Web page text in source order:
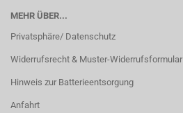
MEHR ÜBER...
Privatsphäre/ Datenschutz
Widerrufsrecht & Muster-Widerrufsformular
Hinweis zur Batterieentsorgung
Anfahrt